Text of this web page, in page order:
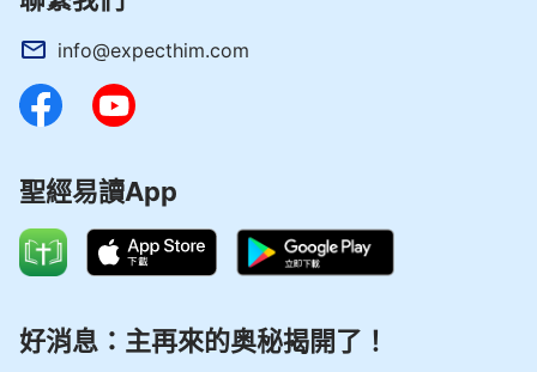
這時，我悄悄地坐在屋外，想聽聽他們唱的歌詞
中說了些什麼。無意中聽到歌詞裡提到
主耶穌了呢？我得仔細聽聽，我聽到歌詞裡唱道：
「雖然耶和華、耶穌、 彌賽亞都是代表神的靈，
但這幾個名只是代表神的經營計劃中的不同時代，並
把神的所有性情與所是盡都說透，只是在不同的時代
info@expecthim.com
聖經易讀App
好消息：主再來的奥秘揭開了！